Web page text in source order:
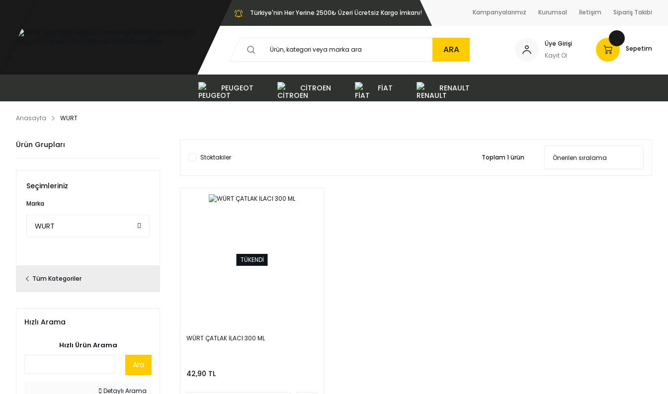
Türkiye'nin Her Yerine 2500₺ Üzeri Ücretsiz Kargo İmkanı! Kampanyalarımız Kurumsal İletişim Sipariş Takibi
ARA
Üye Girişi
Kayıt Ol
Sepetim
PEUGEOT CİTROEN FİAT RENAULT
Anasayfa WURT
Ürün Grupları
Seçimleriniz
Marka
WURT
Tüm Kategoriler
Hızlı Arama
Hızlı Ürün Arama
Ara
Detaylı Arama
Stoktakiler Toplam 1 ürün
TÜKENDİ
WÜRT ÇATLAK İLACI 300 ML
42,90 TL